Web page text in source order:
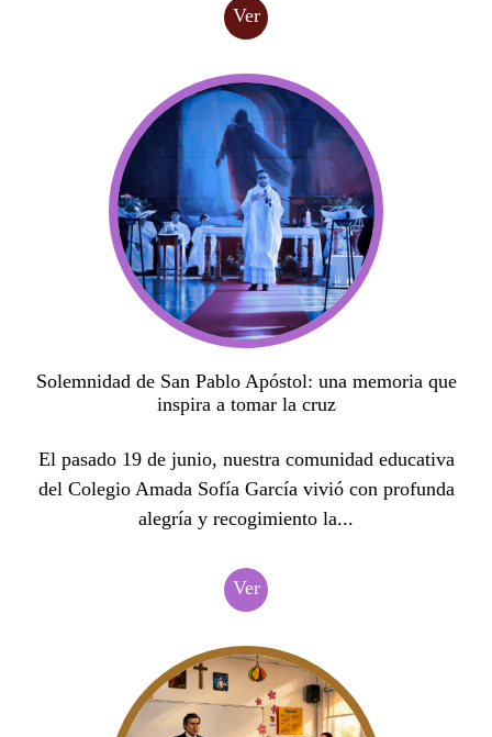
Ver
Solemnidad de San Pablo Apóstol: una memoria que
inspira a tomar la cruz
El pasado 19 de junio, nuestra comunidad educativa
del Colegio Amada Sofía García vivió con profunda
alegría y recogimiento la...
Ver